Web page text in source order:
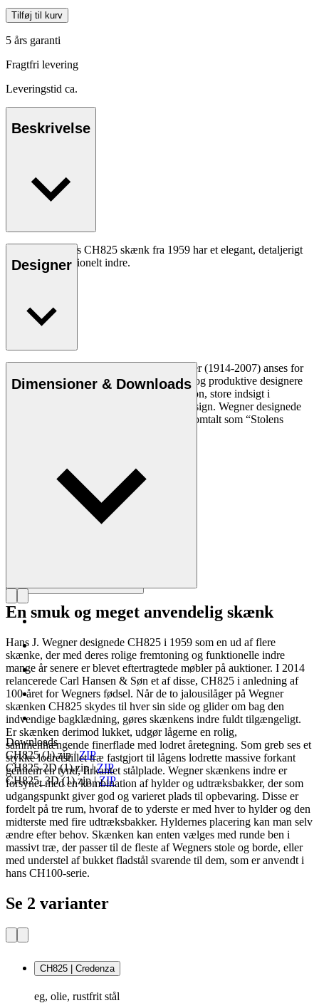
Tilføj til kurv
5 års garanti
Fragtfri levering
Leveringstid ca.
Beskrivelse
Hans J. Wegners CH825 skænk fra 1959 har et elegant, detaljerigt
ydre og et funktionelt indre.
Designer
Den danske møbeldesigner Hans J. Wegner (1914-2007) anses for
at være en af de mest kreative, innovative og produktive designere
nogensinde. Han var kendt for sin præcision, store indsigt i
håndværk og kompromisløse tilgang til design. Wegner designede
næsten 500 stole i sin levetid og blev ofte omtalt som “Stolens
Dimensioner & Downloads
Downloads
CH825 (1).zip|ZIP
CH825-2D (1).zip|ZIP
CH825_3D (1).zip|ZIP
En smuk og meget anvendelig skænk
Hans J. Wegner designede CH825 i 1959 som en ud af flere
skænke, der med deres rolige fremtoning og funktionelle indre
mange år senere er blevet eftertragtede møbler på auktioner. I 2014
relancerede Carl Hansen & Søn et af disse, CH825 i anledning af
100-året for Wegners fødsel. Når de to jalousilåger på Wegner
skænken CH825 skydes til hver sin side og glider om bag den
indvendige bagklædning, gøres skænkens indre fuldt tilgængeligt.
Er skænken derimod lukket, udgør lågerne en rolig,
sammenhængende finerflade med lodret åretegning. Som greb ses et
stykke lodretstillet træ fastgjort til lågens lodrette massive forkant
gennem en tynd, firkantet stålplade. Wegner skænkens indre er
forsynet med en kombination af hylder og udtræksbakker, der som
udgangspunkt giver god og varieret plads til opbevaring. Disse er
fordelt på tre rum, hvoraf de to yderste er med hver to hylder og den
midterste med fire udtræksbakker. Hyldernes placering kan man selv
ændre efter behov. Skænken kan enten vælges med runde ben i
massivt træ, der passer til de fleste af Wegners stole og borde, eller
med understel af bukket fladstål svarende til dem, som er anvendt i
hans CH100-serie.
Se 2 varianter
CH825 | Credenza
eg, olie, rustfrit stål